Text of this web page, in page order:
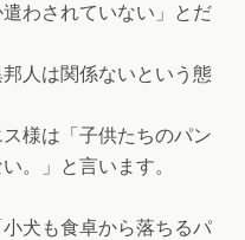
わされていない」とだ
人は関係ないという態
様は「子供たちのパン
。」と言います。
犬も食卓から落ちるパ